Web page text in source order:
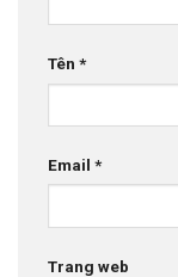
Tên *
Email *
Trang web